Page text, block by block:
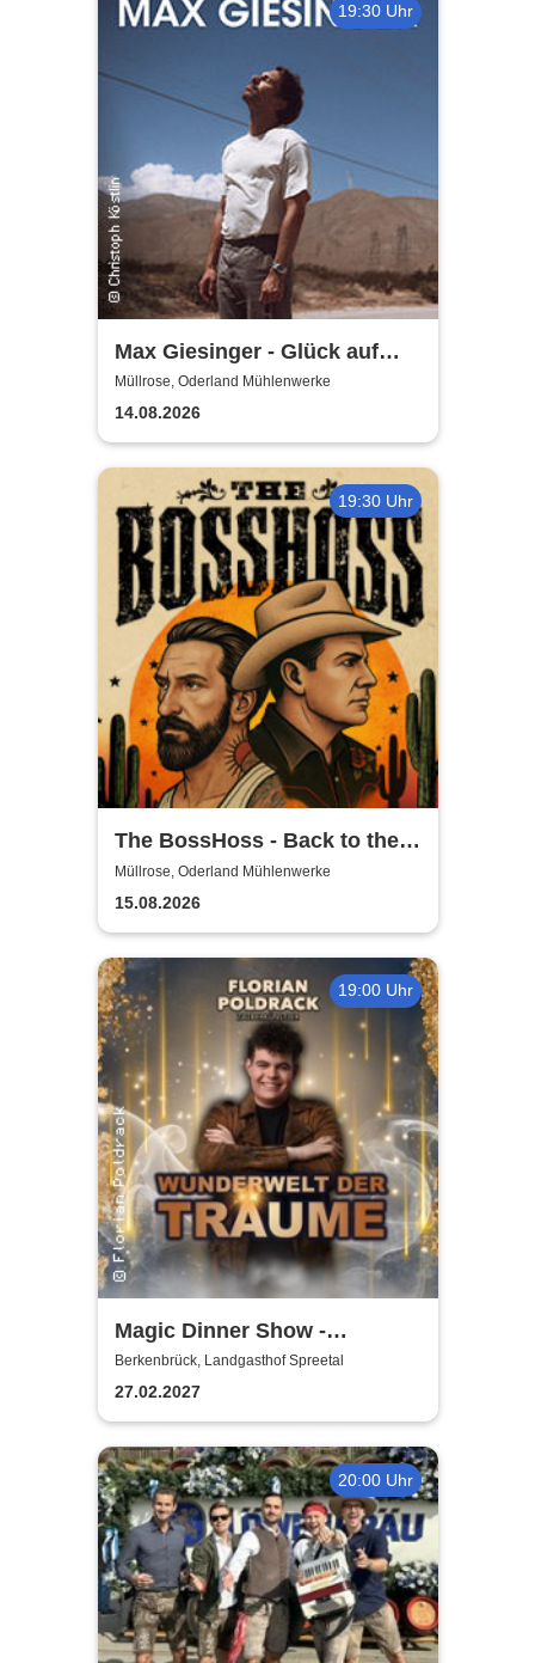
19:30 Uhr
Max Giesinger - Glück auf
den Straßen 2026
Müllrose, Oderland Mühlenwerke
14.08.2026
19:30 Uhr
The BossHoss - Back to the
Boots - LIVE - Summer 2026
Müllrose, Oderland Mühlenwerke
15.08.2026
19:00 Uhr
Magic Dinner Show -
WUNDERWELT DER TRÄUME
| Florian Poldrack
Zauberkunst
Berkenbrück, Landgasthof Spreetal
27.02.2027
20:00 Uhr